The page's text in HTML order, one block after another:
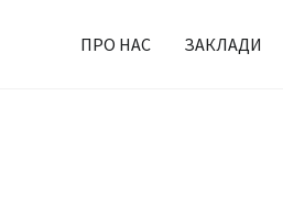
ПРО НАС ЗАКЛАДИ